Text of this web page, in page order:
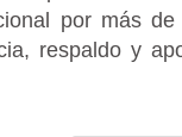
por más
respaldo y